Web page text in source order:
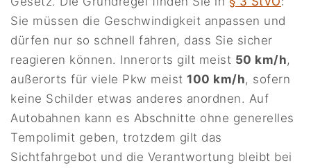
Sie müssen die Geschwindigkeit anpassen und
dürfen nur so schnell fahren, dass Sie sicher
reagieren können. Innerorts gilt meist 50 km/h,
außerorts für viele Pkw meist100 km/h, sofern
keine Schilder etwas anderes anordnen. Auf
Autobahnen kann es Abschnitte ohne generelles
Tempolimit geben, trotzdem gilt das
Sichtfahrgebot und die Verantwortung bleibt bei